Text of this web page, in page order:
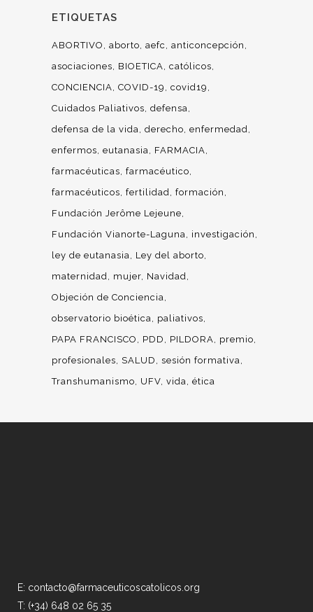
ETIQUETAS
ABORTIVO aborto aefc
anticoncepción
asociaciones
BIOETICA católicos
CONCIENCIA COVID-19
covid19
Cuidados Paliativos defensa
defensa de la vida derecho enfermedad
enfermos eutanasia
FARMACIA
farmacéuticas farmacéutico
farmacéuticos fertilidad formación
Fundación Jerôme Lejeune
Fundación Vianorte-Laguna
investigación
ley de eutanasia
Ley del aborto
maternidad
mujer Navidad
Objeción de Conciencia
observatorio bioética
paliativos
PAPA FRANCISCO
PDD PILDORA
premio
profesionales
SALUD
sesión formativa
Transhumanismo
UFV vida ética
E: contacto@farmaceuticoscatolicos.org
T: (+34) 648 02 65 35